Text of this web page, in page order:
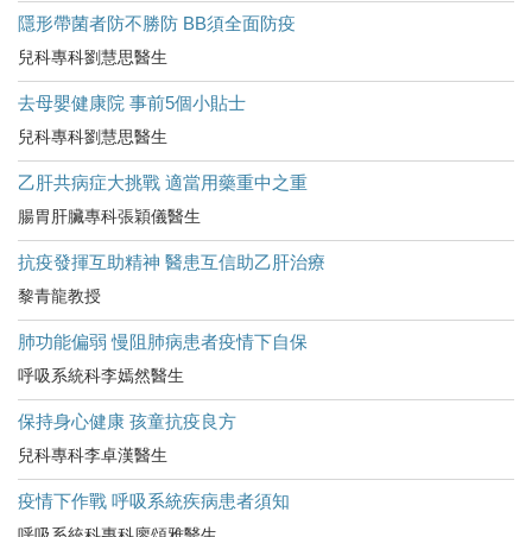
隱形帶菌者防不勝防 BB須全面防疫
兒科專科劉慧思醫生
去母嬰健康院 事前5個小貼士
兒科專科劉慧思醫生
乙肝共病症大挑戰 適當用藥重中之重
腸胃肝臟專科張穎儀醫生
抗疫發揮互助精神 醫患互信助乙肝治療
黎青龍教授
肺功能偏弱 慢阻肺病患者疫情下自保
呼吸系統科李嫣然醫生
保持身心健康 孩童抗疫良方
兒科專科李卓漢醫生
疫情下作戰 呼吸系統疾病患者須知